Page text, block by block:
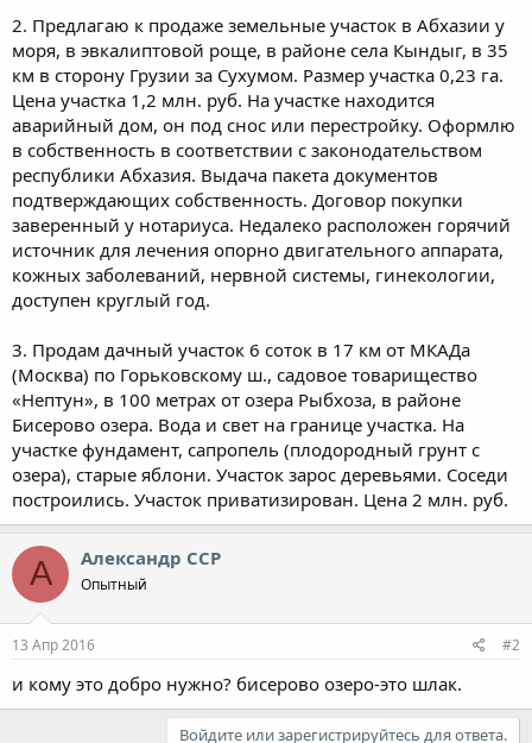
2. Предлагаю к продаже земельные участок в Абхазии у
моря, в эвкалиптовой роще, в районе села Кындыг, в 35
км в сторону Грузии за Сухумом. Размер участка 0,23 га.
Цена участка 1,2 млн. руб. На участке находится
аварийный дом, он под снос или перестройку. Оформлю
в собственность в соответствии с законодательством
республики Абхазия. Выдача пакета документов
подтверждающих собственность. Договор покупки
заверенный у нотариуса. Недалеко расположен горячий
источник для лечения опорно двигательного аппарата,
кожных заболеваний, нервной системы, гинекологии,
доступен круглый год.
3. Продам дачный участок 6 соток в 17 км от МКАДа
(Москва) по Горьковскому ш., садовое товарищество
«Нептун», в 100 метрах от озера Рыбхоза, в районе
Бисерово озера. Вода и свет на границе участка. На
участке фундамент, сапропель (плодородный грунт с
озера), старые яблони. Участок зарос деревьями. Соседи
построились. Участок приватизирован. Цена 2 млн. руб.
А Александр ССР
Опытный
13 Апр 2016 #2
и кому это добро нужно? бисерово озеро-это шлак.
Войдите или зарегистрируйтесь для ответа.